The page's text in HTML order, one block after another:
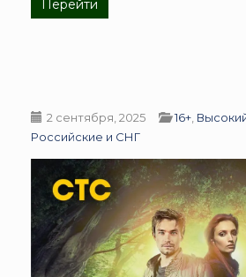
Перейти
2 сентября, 2025 16+
Российские и СНГ